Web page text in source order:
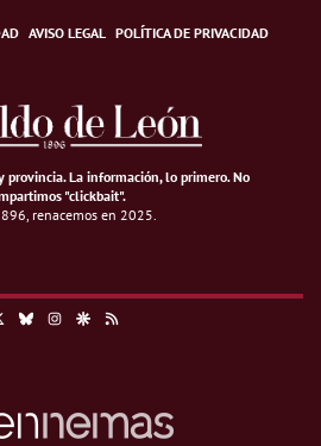
AVISO LEGAL POLÍTICA DE PRIVACIDAD
provincia. La información, lo primero.No
"clickbait".
renacemos en 2025.
BlueskyInstagramGoogle Discover